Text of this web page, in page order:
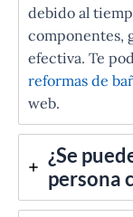
debido al
componentes,
efectiva. Te
reformas de
web.
¿Se
persona